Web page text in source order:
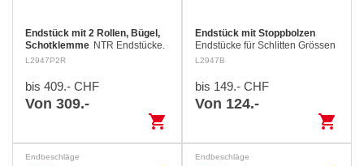
Endstück mit 2 Rollen, Bügel,
Schotklemme NTR Endstücke.
L2947P2R
bis 409.- CHF
Von 309.-
shopping_cart
Endstück mit Stoppbolzen
Endstücke für Schlitten Grössen
1 und 2
L2947B
bis 149.- CHF
Von 124.-
shopping_cart
Endbeschläge Endbeschläge